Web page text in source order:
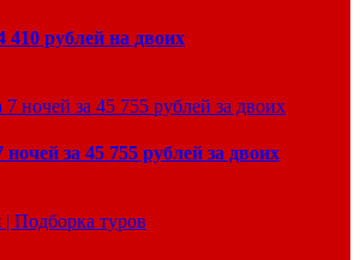
410 рублей на двоих
за 45 755 рублей за двоих